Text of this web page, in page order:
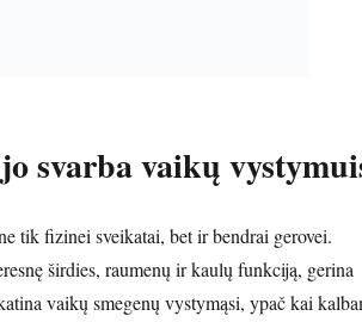
svarba vaikų
tik fizinei sveikatai, bet ir bendrai gerovei.
širdies, raumenų ir kaulų funkciją, gerina
vaikų smegenų vystymąsi, ypač kai